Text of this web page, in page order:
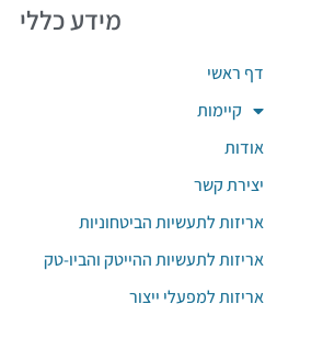
מידע כללי
דף ראשי
קיימות
אודות
יצירת קשר
אריזות לתעשיות הביטחוניות
אריזות לתעשיות ההייטק והביו-טק
אריזות למפעלי ייצור